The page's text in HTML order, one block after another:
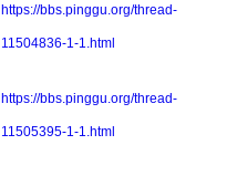
https://bbs.pinggu.org/thread-
11504836-1-1.html
https://bbs.pinggu.org/thread-
11505395-1-1.html